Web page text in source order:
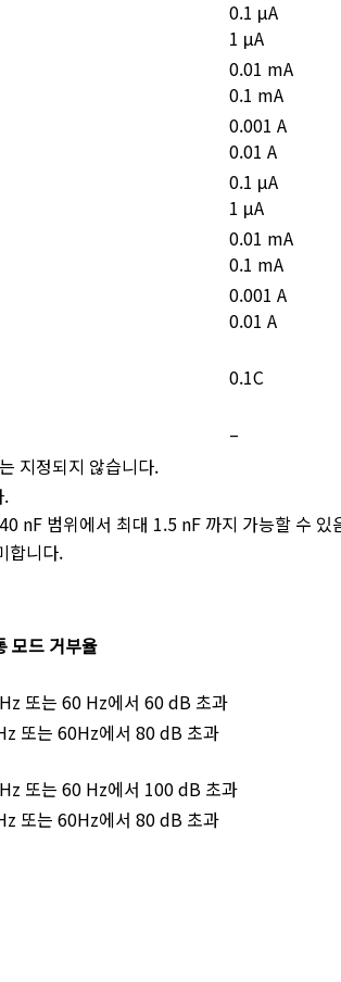
0.1 μA
1 μA
0.01 mA
0.1 mA
0.001 A
0.01 A
0.1 μA
1 μA
0.01 mA
0.1 mA
0.001 A
0.01 A
0.1C
–
지정되지 않습니다.
.
nF 범위에서 최대 1.5 nF 까지 가능할 수 있
합니다.
모드 거부율
또는 60 Hz에서 60 dB 초과
또는 60Hz에서 80 dB 초과
또는 60 Hz에서 100 dB 초과
또는 60Hz에서 80 dB 초과